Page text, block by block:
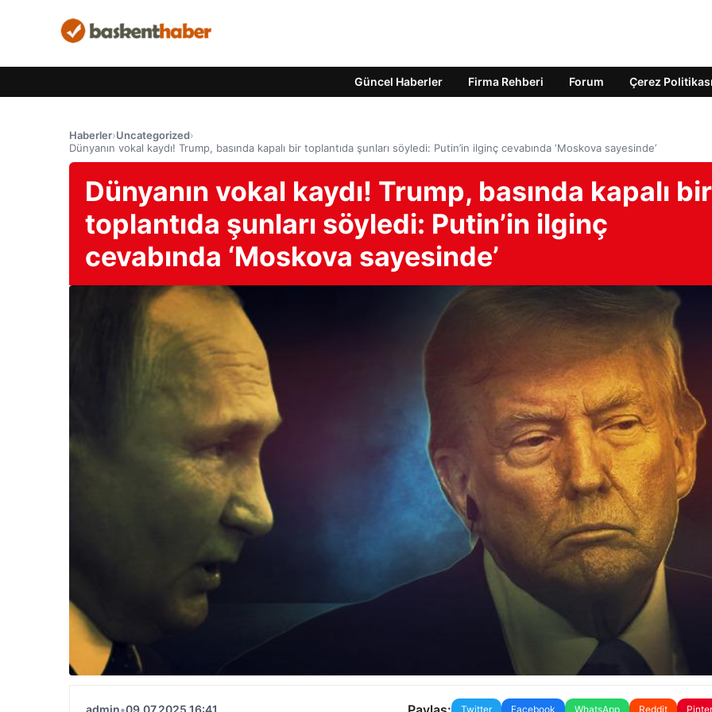
Güncel Haberler Firma Rehberi Forum Çerez Politikası
Haberler›Uncategorized›
Dünyanın vokal kaydı! Trump, basında kapalı bir toplantıda şunları söyledi: Putin’in ilginç cevabında ‘Moskova sayesinde’
Dünyanın vokal kaydı! Trump, basında kapalı bir
toplantıda şunları söyledi: Putin’in ilginç
cevabında ‘Moskova sayesinde’
Twitter Facebook WhatsApp Reddit